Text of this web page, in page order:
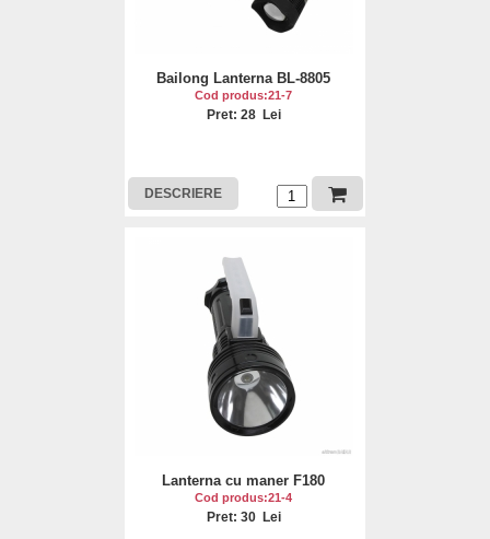
Bailong Lanterna BL-8805
Cod produs:21-7
Pret: 28 Lei
DESCRIERE
Lanterna cu maner F180
Cod produs:21-4
Pret: 30 Lei